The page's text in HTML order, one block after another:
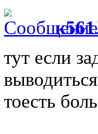
тут если
тоесть